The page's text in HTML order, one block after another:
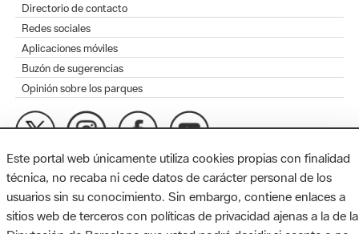
Directorio de contacto
Redes sociales
Aplicaciones móviles
Buzón de sugerencias
Opinión sobre los parques
MAPA WEB AVISO LEGAL ACCESIBILIDAD
Diputación de Barcelona. Edifici Llacuna, 1a planta. Badajoz, 49.
08005 Barcelona. Tel. 934 022 428 / xarxaparcs@diba.cat
Este portal web únicamente utiliza cookies propias con finalidad
técnica, no recaba ni cede datos de carácter personal de los
usuarios sin su conocimiento. Sin embargo, contiene enlaces a
sitios web de terceros con políticas de privacidad ajenas a la de la